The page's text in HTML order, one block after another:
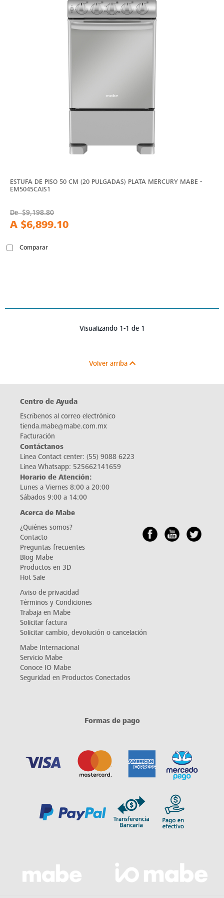
ESTUFA DE PISO 50 CM (20 PULGADAS) PLATA MERCURY MABE -
EM5045CAIS1
De$9,198.80
A $6,899.10
Comparar
Visualizando 1-1 de 1
Volver arriba
Centro de Ayuda
Escríbenos al correo electrónico
tienda.mabe@mabe.com.mx
Facturación
Contáctanos
Línea Contact center: (55) 9088 6223
Línea Whatsapp: 525662141659
Horario de Atención:
Lunes a Viernes 8:00 a 20:00
Sábados 9:00 a 14:00
Acerca de Mabe
¿Quiénes somos?
Contacto
Preguntas frecuentes
Blog Mabe
Productos en 3D
Hot Sale
Aviso de privacidad
Términos y Condiciones
Trabaja en Mabe
Solicitar factura
Solicitar cambio, devolución o cancelación
Mabe Internacional
Servicio Mabe
Conoce IO Mabe
Seguridad en Productos Conectados
Formas de pago